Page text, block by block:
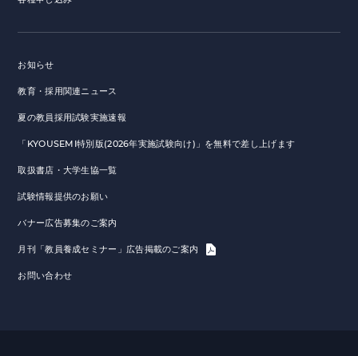
お知らせ
教育・採用関連ニュース
夏の教員採用試験実施速報
「KYOUSEMI特別版(2026年実施試験向け)」を無料で差し上げます
取扱書店・大学生協一覧
試験情報提供のお願い
バナー広告募集のご案内
月刊「教員養成セミナー」広告掲載のご案内
お問い合わせ